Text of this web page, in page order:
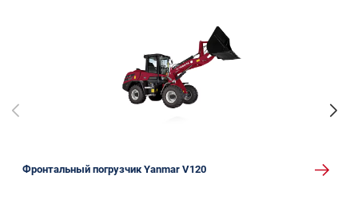
Фронтальный погрузчик Yanmar V120